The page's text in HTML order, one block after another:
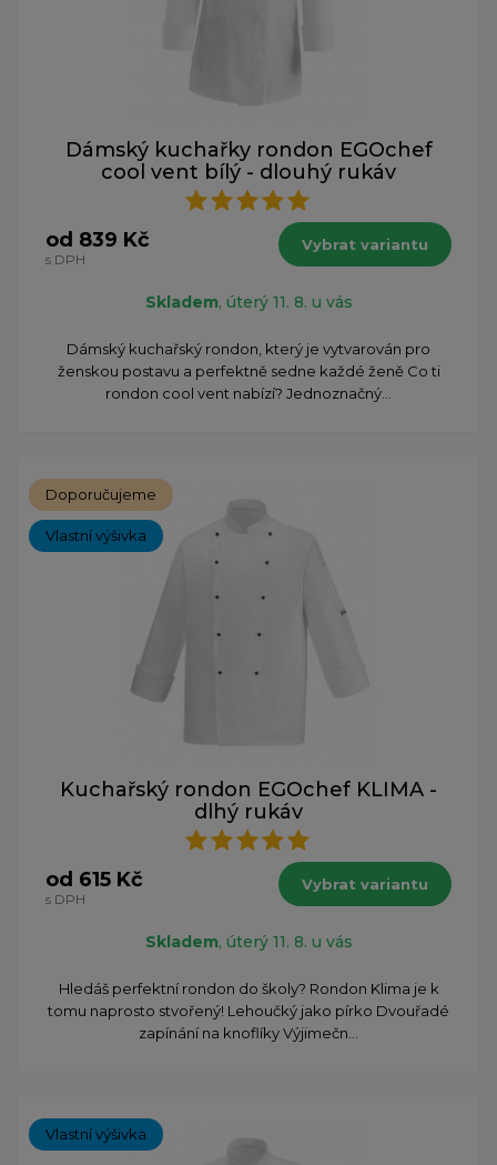
Dámský kuchařky rondon EGOchef
cool vent bílý - dlouhý rukáv
od 839 Kč
s DPH
Vybrat variantu
Skladem, úterý 11. 8. u vás
Dámský kuchařský rondon, který je vytvarován pro
ženskou postavu a perfektně sedne každé ženě Co ti
rondon cool vent nabízí? Jednoznačný...
Doporučujeme
Vlastní výšivka
Kuchařský rondon EGOchef KLIMA -
dlhý rukáv
od 615 Kč
s DPH
Vybrat variantu
Skladem, úterý 11. 8. u vás
Hledáš perfektní rondon do školy? Rondon Klima je k
tomu naprosto stvořený! Lehoučký jako pírko Dvouřadé
zapínání na knoflíky Výjimečn...
Vlastní výšivka